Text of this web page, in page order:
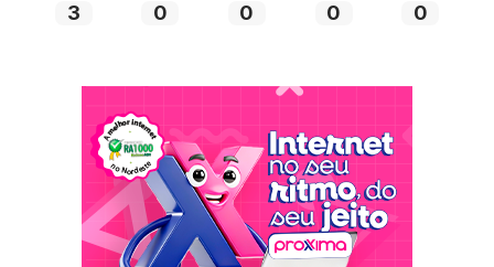
3 0 0 0 0